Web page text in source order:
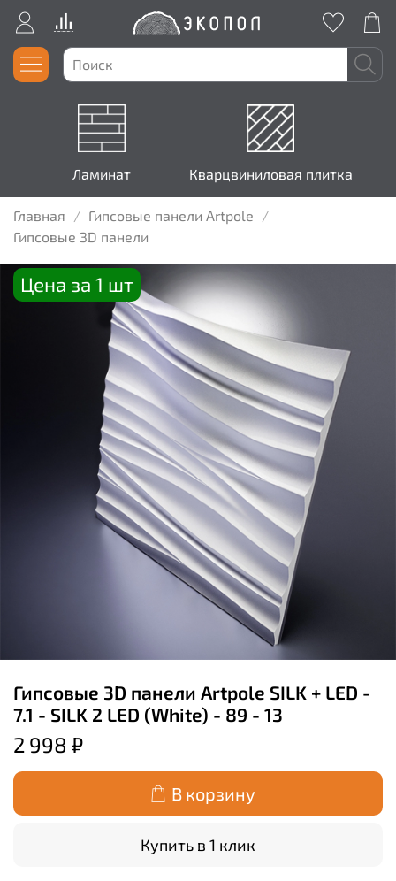
Ламинат Кварцвиниловая плитка
Главная
Гипсовые панели Artpole
Гипсовые 3D панели
Цена за 1 шт
Гипсовые 3D панели Artpole SILK + LED -
7.1 - SILK 2 LED (White) - 89 - 13
2 998 ₽
В корзину
Купить в 1 клик